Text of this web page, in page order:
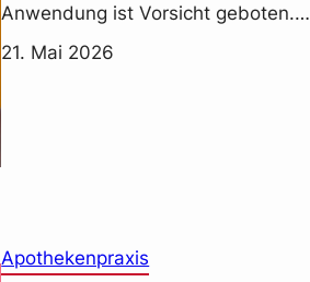
Anwendung ist Vorsicht geboten.…
21. Mai 2026
Apothekenpraxis